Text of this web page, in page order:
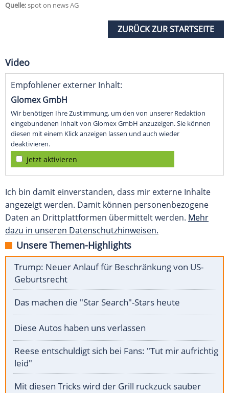
Quelle:spot on news AG
ZURÜCK ZUR STARTSEITE
Video
Empfohlener externer Inhalt:
Glomex GmbH
Wir benötigen Ihre Zustimmung, um den von unserer Redaktion
eingebundenen Inhalt von Glomex GmbH anzuzeigen. Sie können
diesen mit einem Klick anzeigen lassen und auch wieder
deaktivieren.
jetzt aktivieren
Ich bin damit einverstanden, dass mir externe Inhalte
angezeigt werden. Damit können personenbezogene
Daten an Drittplattformen übermittelt werden. Mehr
dazu in unseren Datenschutzhinweisen.
Unsere Themen-Highlights
Trump: Neuer Anlauf für Beschränkung von US-
Geburtsrecht
Das machen die "Star Search"-Stars heute
Diese Autos haben uns verlassen
Reese entschuldigt sich bei Fans: "Tut mir aufrichtig
leid"
Mit diesen Tricks wird der Grill ruckzuck sauber